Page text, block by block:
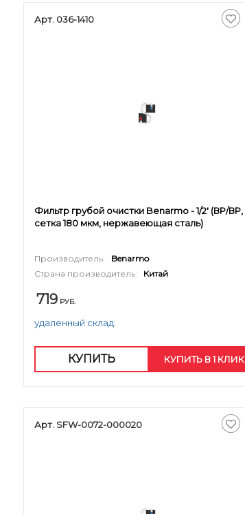
Арт. 036-1410
Фильтр грубой очистки Benarmo - 1/2' (ВР/ВР,
сетка 180 мкм, нержавеющая сталь)
Производитель:
Benarmo
Страна производитель:
Китай
719 РУБ.
удаленный склад.
КУПИТЬ КУПИТЬ В 1 КЛИК
Арт. SFW-0072-000020